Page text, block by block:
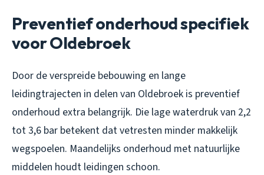
Preventief onderhoud specifiek
voor Oldebroek
Door de verspreide bebouwing en lange
leidingtrajecten in delen van Oldebroek is preventief
onderhoud extra belangrijk. Die lage waterdruk van 2,2
tot 3,6 bar betekent dat vetresten minder makkelijk
wegspoelen. Maandelijks onderhoud met natuurlijke
middelen houdt leidingen schoon.